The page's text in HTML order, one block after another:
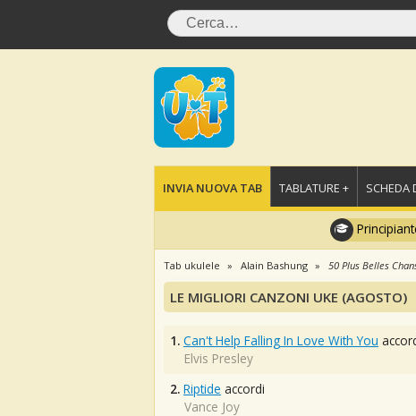
INVIA NUOVA TAB TABLATURE + SCHEDA
Tab ukulele Alain Bashung 50 Plus Belles
LE MIGLIORI CANZONI UKE (AGOSTO)
1. Can't Help Falling In Love With You
Elvis Presley
2. Riptide accordi
Vance Joy